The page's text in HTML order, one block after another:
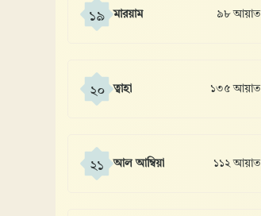
১৯ মারয়াম ৯৮ আয়াত
২০ ত্বাহা ১৩৫ আয়াত
২১ আল আম্বিয়া ১১২ আয়াত